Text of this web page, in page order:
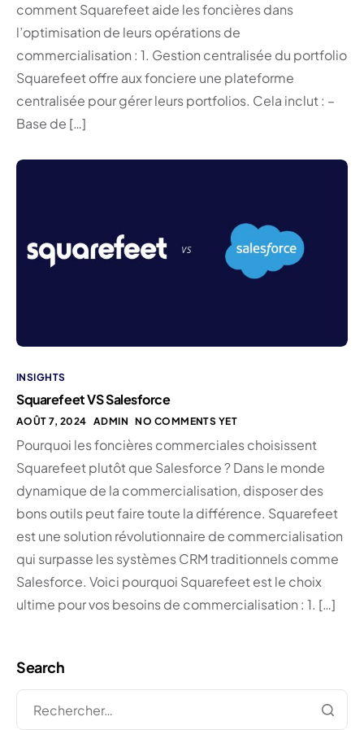
comment Squarefeet aide les foncières dans
l’optimisation de leurs opérations de
commercialisation : 1. Gestion centralisée du portfolio
Squarefeet offre aux fonciere une plateforme
centralisée pour gérer leurs portfolios. Cela inclut : –
Base de […]
INSIGHTS
Squarefeet VS Salesforce
AOÛT 7, 2024 ADMIN NO COMMENTS YET
Pourquoi les foncières commerciales choisissent
Squarefeet plutôt que Salesforce ? Dans le monde
dynamique de la commercialisation, disposer des
bons outils peut faire toute la différence. Squarefeet
est une solution révolutionnaire de commercialisation
qui surpasse les systèmes CRM traditionnels comme
Salesforce. Voici pourquoi Squarefeet est le choix
ultime pour vos besoins de commercialisation : 1. […]
Search